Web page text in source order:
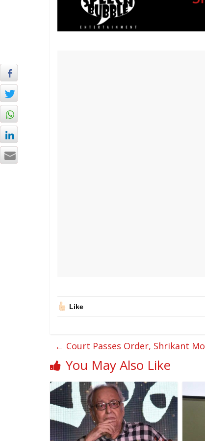
Like
← Court Passes Order, Shrikant
You May Also Like